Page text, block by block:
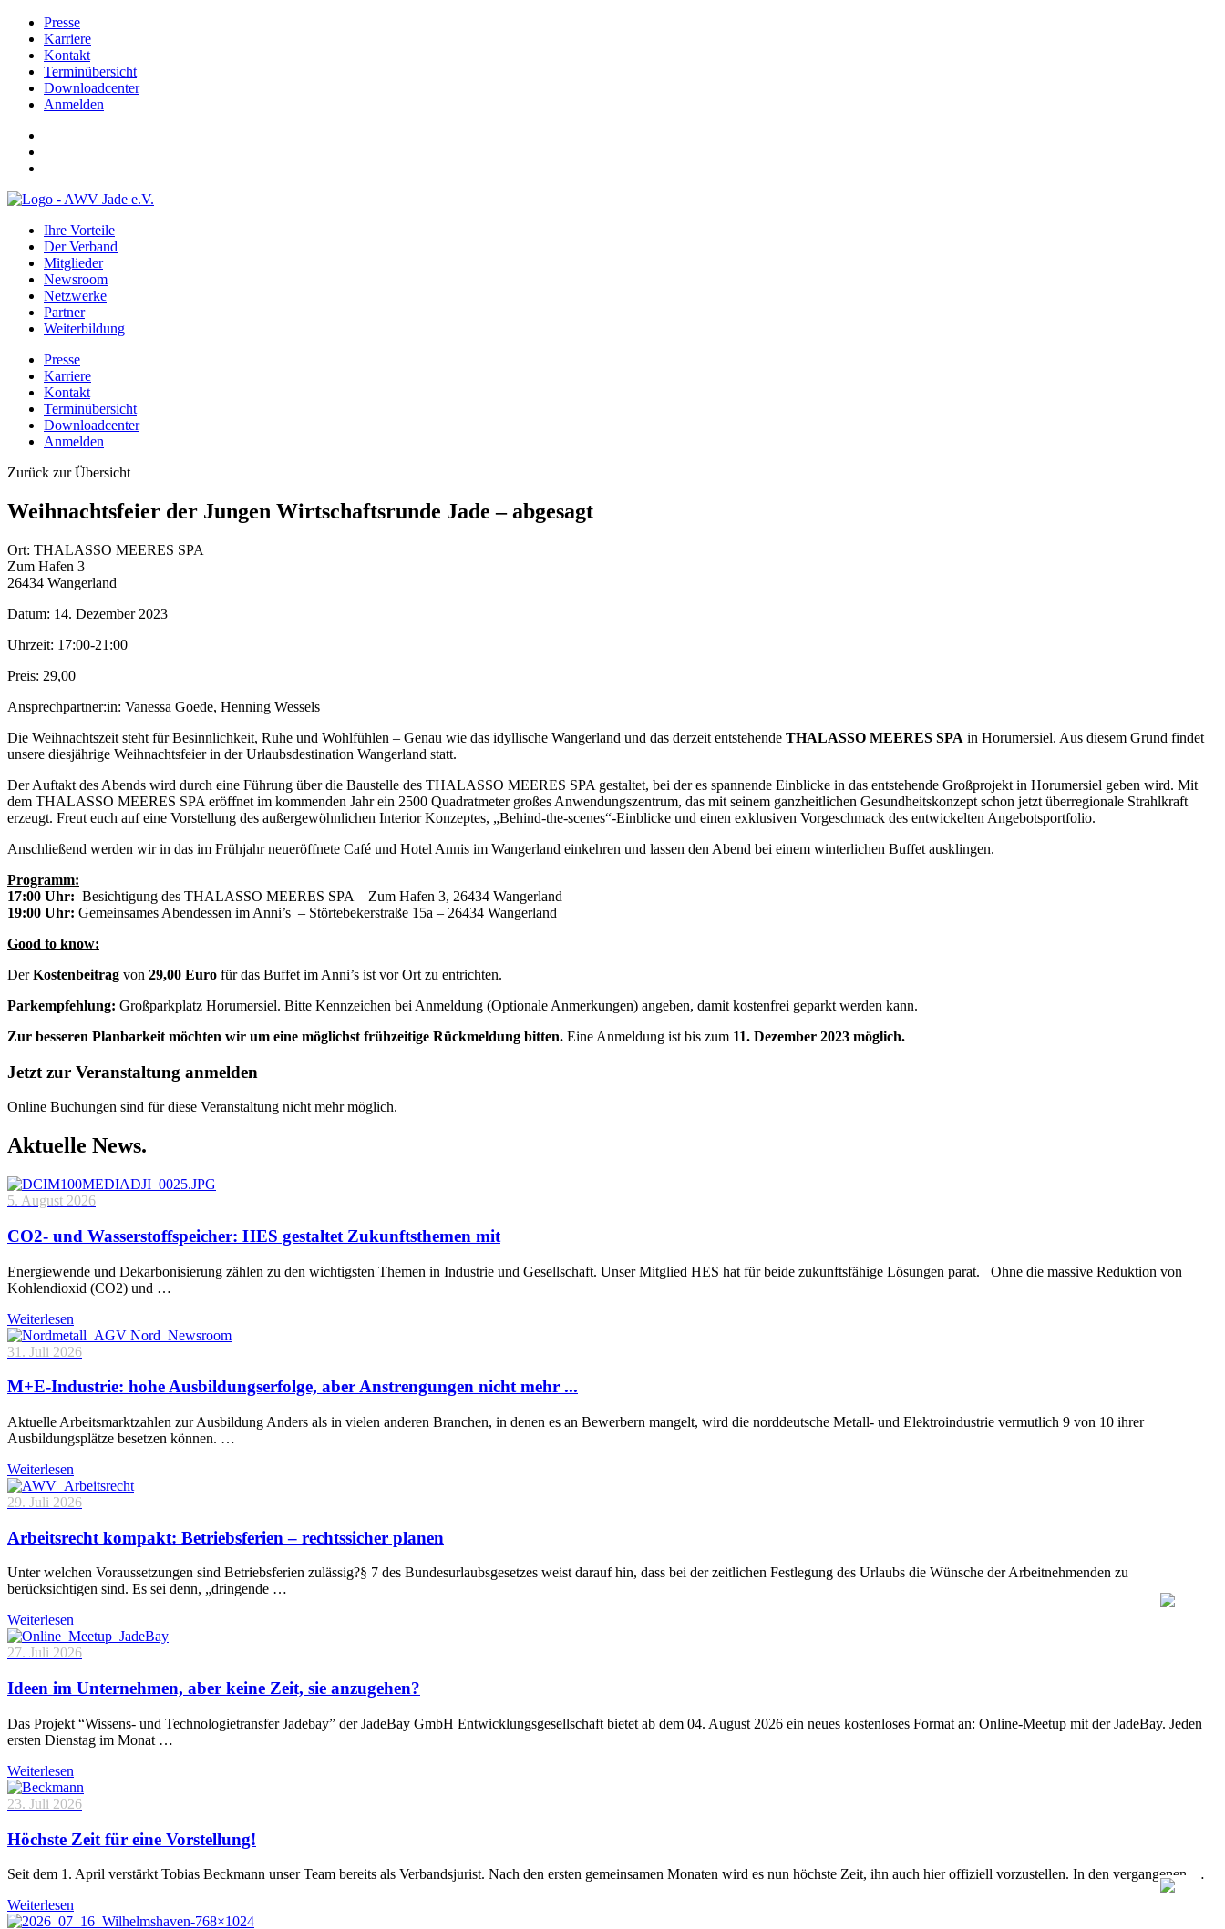
Presse
Karriere
Kontakt
Terminübersicht
Downloadcenter
Anmelden
Ihre Vorteile
Der Verband
Mitglieder
Newsroom
Netzwerke
Partner
Weiterbildung
Presse
Karriere
Kontakt
Terminübersicht
Downloadcenter
Anmelden
Zurück zur Übersicht
Weihnachtsfeier der Jungen Wirtschaftsrunde Jade – abgesagt
Ort: THALASSO MEERES SPA
Zum Hafen 3
26434 Wangerland
Datum: 14. Dezember 2023
Uhrzeit: 17:00-21:00
Preis: 29,00
Ansprechpartner:in: Vanessa Goede, Henning Wessels
Die Weihnachtszeit steht für Besinnlichkeit, Ruhe und Wohlfühlen – Genau wie das idyllische Wangerland und das derzeit entstehende THALASSO MEERES SPA in Horumersiel. Aus diesem Grund findet
unsere diesjährige Weihnachtsfeier in der Urlaubsdestination Wangerland statt.
Der Auftakt des Abends wird durch eine Führung über die Baustelle des THALASSO MEERES SPA gestaltet, bei der es spannende Einblicke in das entstehende Großprojekt in Horumersiel geben wird. Mit
dem THALASSO MEERES SPA eröffnet im kommenden Jahr ein 2500 Quadratmeter großes Anwendungszentrum, das mit seinem ganzheitlichen Gesundheitskonzept schon jetzt überregionale Strahlkraft
erzeugt. Freut euch auf eine Vorstellung des außergewöhnlichen Interior Konzeptes, „Behind-the-scenes“-Einblicke und einen exklusiven Vorgeschmack des entwickelten Angebotsportfolio.
Anschließend werden wir in das im Frühjahr neueröffnete Café und Hotel Annis im Wangerland einkehren und lassen den Abend bei einem winterlichen Buffet ausklingen.
Programm:
17:00 Uhr: Besichtigung des THALASSO MEERES SPA – Zum Hafen 3, 26434 Wangerland
19:00 Uhr: Gemeinsames Abendessen im Anni’s – Störtebekerstraße 15a – 26434 Wangerland
Good to know:
DerKostenbeitrag von 29,00 Euro für das Buffet im Anni’s ist vor Ort zu entrichten.
Parkempfehlung: Großparkplatz Horumersiel. Bitte Kennzeichen bei Anmeldung (Optionale Anmerkungen) angeben, damit kostenfrei geparkt werden kann.
Zur besseren Planbarkeit möchten wir um eine möglichst frühzeitige Rückmeldung bitten. Eine Anmeldung ist bis zum 11. Dezember 2023 möglich.
Jetzt zur Veranstaltung anmelden
Online Buchungen sind für diese Veranstaltung nicht mehr möglich.
Aktuelle News.
5. August 2026
CO2- und Wasserstoffspeicher: HES gestaltet Zukunftsthemen mit
Energiewende und Dekarbonisierung zählen zu den wichtigsten Themen in Industrie und Gesellschaft. Unser Mitglied HES hat für beide zukunftsfähige Lösungen parat. Ohne die massive Reduktion von
Kohlendioxid (CO2) und …
Weiterlesen
31. Juli 2026
M+E-Industrie: hohe Ausbildungserfolge, aber Anstrengungen nicht mehr ...
Aktuelle Arbeitsmarktzahlen zur Ausbildung Anders als in vielen anderen Branchen, in denen es an Bewerbern mangelt, wird die norddeutsche Metall- und Elektroindustrie vermutlich 9 von 10 ihrer
Ausbildungsplätze besetzen können. …
Weiterlesen
29. Juli 2026
Arbeitsrecht kompakt: Betriebsferien – rechtssicher planen
Unter welchen Voraussetzungen sind Betriebsferien zulässig?§ 7 des Bundesurlaubsgesetzes weist darauf hin, dass bei der zeitlichen Festlegung des Urlaubs die Wünsche der Arbeitnehmenden zu
berücksichtigen sind. Es sei denn, „dringende …
Weiterlesen
27. Juli 2026
Ideen im Unternehmen, aber keine Zeit, sie anzugehen?
Das Projekt “Wissens- und Technologietransfer Jadebay” der JadeBay GmbH Entwicklungsgesellschaft bietet ab dem 04. August 2026 ein neues kostenloses Format an: Online-Meetup mit der JadeBay. Jeden
ersten Dienstag im Monat …
Weiterlesen
23. Juli 2026
Höchste Zeit für eine Vorstellung!
Seit dem 1. April verstärkt Tobias Beckmann unser Team bereits als Verbandsjurist. Nach den ersten gemeinsamen Monaten wird es nun höchste Zeit, ihn auch hier offiziell vorzustellen. In den vergangenen …
Weiterlesen